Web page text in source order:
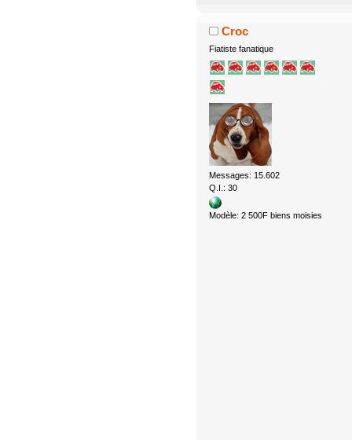
Croc
Fiatiste fanatique
Messages: 15.602
Q.I.: 30
Modèle: 2 500F biens moisies